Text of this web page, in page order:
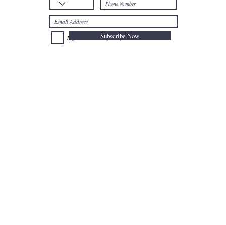
I agree to the Privacy Policy.
Subscribe Now